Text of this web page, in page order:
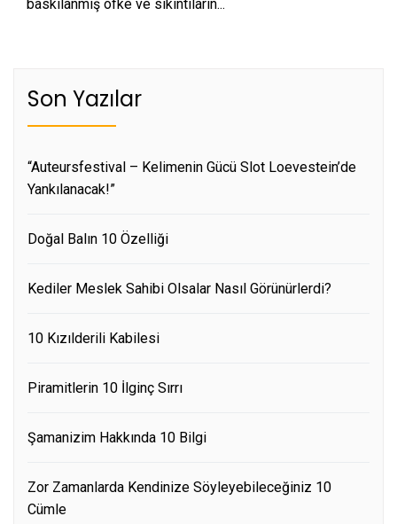
baskılanmış öfke ve sıkıntıların...
Son Yazılar
“Auteursfestival – Kelimenin Gücü Slot Loevestein’de
Yankılanacak!”
Doğal Balın 10 Özelliği
Kediler Meslek Sahibi Olsalar Nasıl Görünürlerdi?
10 Kızılderili Kabilesi
Piramitlerin 10 İlginç Sırrı
Şamanizim Hakkında 10 Bilgi
Zor Zamanlarda Kendinize Söyleyebileceğiniz 10
Cümle